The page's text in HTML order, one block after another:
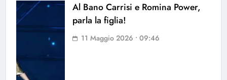
Al Bano Carrisi e Romina Power,
parla la figlia!
11 Maggio 2026 • 09:46